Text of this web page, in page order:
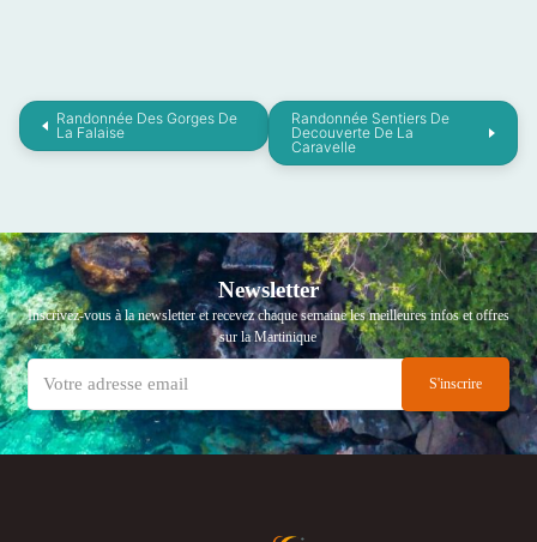
Randonnée Des Gorges De
La Falaise
Randonnée Sentiers De
Decouverte De La
Caravelle
Newsletter
Inscrivez-vous à la newsletter et recevez chaque semaine les meilleures infos et offres
sur la Martinique